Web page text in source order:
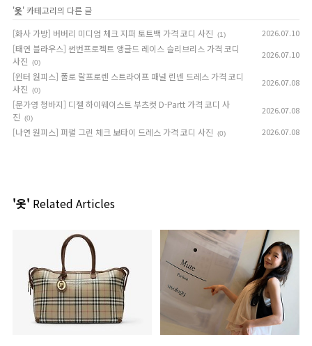
'옷' 카테고리의 다른 글
[화사 가방] 버버리 미디엄 체크 지퍼 토트백 가격 코디 사진
(1) 2026.07.10
[태연 블라우스] 썬번프로젝트 앵글드 레이스 슬리브리스 가격 코디
사진
(0)
2026.07.10
[윈터 원피스] 폴로 랄프로렌 스트라이프 패널 린넨 드레스 가격 코디
사진
(0)
2026.07.08
[문가영 청바지] 디젤 하이웨이스트 부츠컷 D-Partt 가격 코디 사
진
(0)
2026.07.08
[나연 원피스] 퍼펄 그린 체크 보타이 드레스 가격 코디 사진 (0) 2026.07.08
'옷' Related Articles